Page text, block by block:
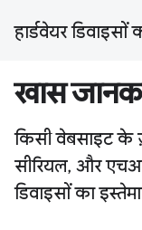
हार्डवेयर
खास
किसी वेबसाइट के
सीरियल, और
डिवाइसों का